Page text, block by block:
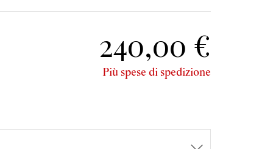
240,00 €
Più spese di spedizione